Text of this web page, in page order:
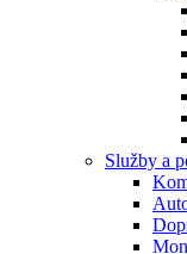
Služby a